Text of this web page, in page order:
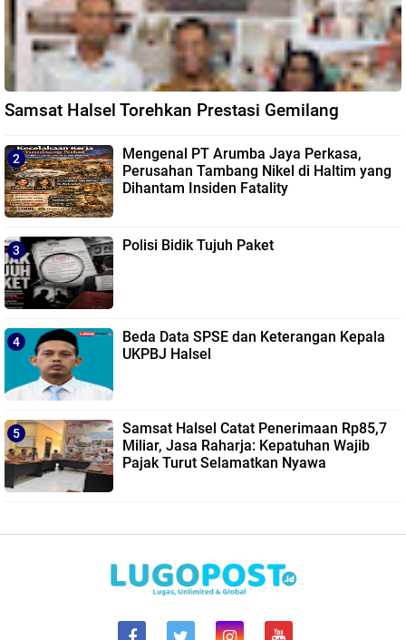
Samsat Halsel Torehkan Prestasi Gemilang
Mengenal PT Arumba Jaya Perkasa,
Perusahan Tambang Nikel di Haltim yang
Dihantam Insiden Fatality
Polisi Bidik Tujuh Paket
Beda Data SPSE dan Keterangan Kepala
UKPBJ Halsel
Samsat Halsel Catat Penerimaan Rp85,7
Miliar, Jasa Raharja: Kepatuhan Wajib
Pajak Turut Selamatkan Nyawa